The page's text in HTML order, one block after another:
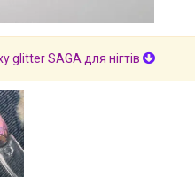
glitter SAGA для нігтів